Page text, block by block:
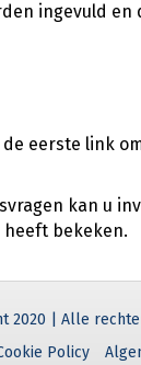
ingevuld en
eerste link
kan u
bekeken.
2020 | Alle
Policy